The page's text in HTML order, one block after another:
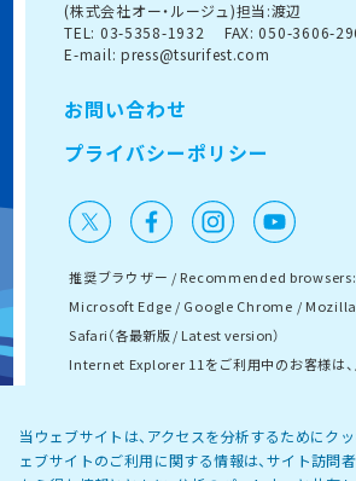
(株式会社オー・ルージュ)担当:渡辺
TEL: 03-5358-1932 FAX: 050-3606-
E-mail: press@tsurifest.com
お問い合わせ
プライバシーポリシー
推奨ブラウザー / Recommended browsers:
Microsoft Edge / Google Chrome /
Safari（各最新版 / Latest version）
Internet Explorer 11をご利用中のお客様は
recommended browser above.
当ウェブサイトは、アクセスを分析するためにク
ェブサイトのご利用に関する情報は、サイト訪問